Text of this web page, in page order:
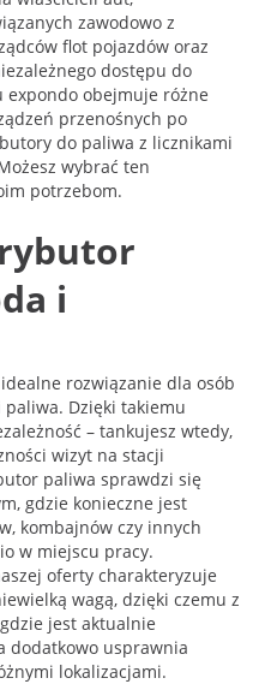
zawodowo z
flot pojazdów oraz
dostępu do
expondo obejmuje różne
przenośnych po
do paliwa z licznikami
wybrać ten
potrzebom.
i
rozwiązanie dla osób
paliwa. Dzięki takiemu
– tankujesz wtedy,
wizyt na stacji
paliwa sprawdzi się
gdzie konieczne jest
kombajnów czy innych
w miejscu pracy.
oferty charakteryzuje
wagą, dzięki czemu z
jest aktualnie
dodatkowo usprawnia
lokalizacjami.